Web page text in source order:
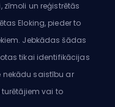
zīmoli un reģistrētās
Eloking, pieder to
Jebkādas šādas
tikai identifikācijas
nekādu saistību ar
vai to